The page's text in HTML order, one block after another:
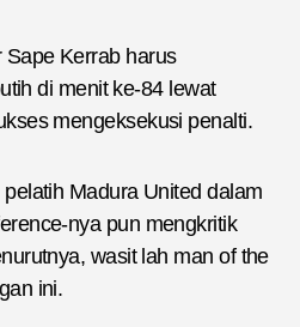
Kerrab harus
di menit ke-84 lewat
mengeksekusi penalti.
Madura United dalam
nya pun mengkritik
wasit lah man of the
ini.